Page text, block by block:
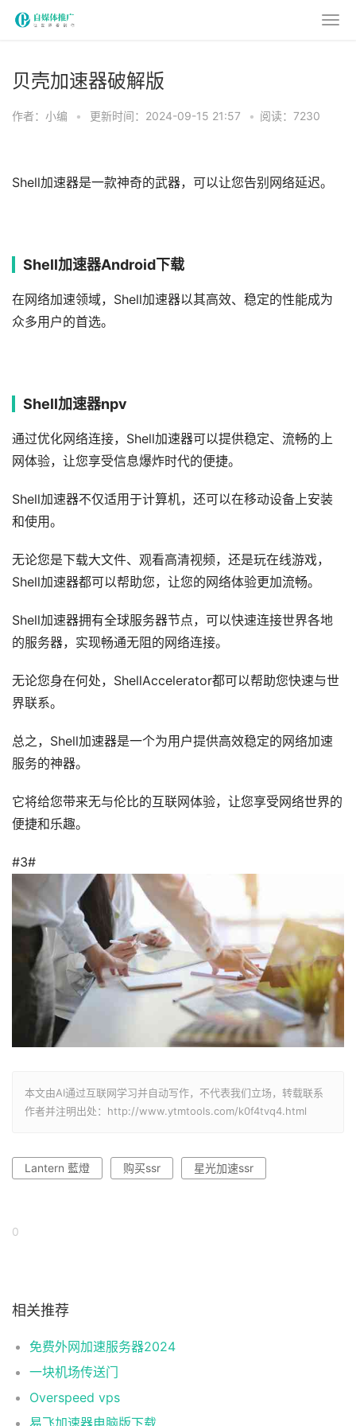
贝壳加速器破解版
作者：小编 • 更新时间：2024-09-15 21:57 • 阅读：7230
Shell加速器是一款神奇的武器，可以让您告别网络延迟。
Shell加速器Android下载
在网络加速领域，Shell加速器以其高效、稳定的性能成为
众多用户的首选。
Shell加速器npv
通过优化网络连接，Shell加速器可以提供稳定、流畅的上
网体验，让您享受信息爆炸时代的便捷。
Shell加速器不仅适用于计算机，还可以在移动设备上安装
和使用。
无论您是下载大文件、观看高清视频，还是玩在线游戏，
Shell加速器都可以帮助您，让您的网络体验更加流畅。
Shell加速器拥有全球服务器节点，可以快速连接世界各地
的服务器，实现畅通无阻的网络连接。
无论您身在何处，ShellAccelerator都可以帮助您快速与世
界联系。
总之，Shell加速器是一个为用户提供高效稳定的网络加速
服务的神器。
它将给您带来无与伦比的互联网体验，让您享受网络世界的
便捷和乐趣。
#3#
本文由AI通过互联网学习并自动写作，不代表我们立场，转载联系
作者并注明出处：http://www.ytmtools.com/k0f4tvq4.html
Lantern 藍燈 购买ssr 星光加速ssr
0
相关推荐
免费外网加速服务器2024
一块机场传送门
Overspeed vps